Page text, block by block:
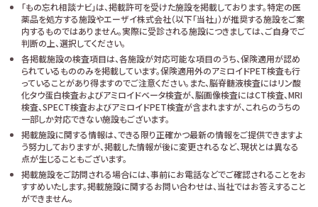
「もの忘れ相談ナビ」は、掲載許可を受けた施設を掲載しております。特定の医
薬品を処方する施設やエーザイ株式会社（以下「当社」）が推奨する施設をご案
内するものではありません。実際に受診される施設につきましては、ご自身でご
判断の上、選択してください。
各掲載施設の検査項目は、各施設が対応可能な項目のうち、保険適用が認め
られているもののみを掲載しています。保険適用外のアミロイドPET検査も行
っていることがあり得ますのでご注意ください。また、脳脊髄液検査にはリン酸
化タウ蛋白検査およびアミロイドベータ検査が、脳画像検査にはCT検査、MRI
検査、SPECT検査およびアミロイドPET検査が含まれますが、これらのうちの
一部しか対応できない施設もございます。
掲載施設に関する情報は、できる限り正確かつ最新の情報をご提供できますよ
う努力しておりますが、掲載した情報が後に変更されるなど、現状とは異なる
点が生じることもございます。
掲載施設をご訪問される場合には、事前にお電話などでご確認されることをお
すすめいたします。掲載施設に関するお問い合わせは、当社ではお答えすること
ができません。